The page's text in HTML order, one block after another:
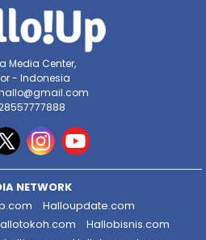
Media Center,
- Indonesia
NETWORK
Halloupdate.com
Hallobisnis.com